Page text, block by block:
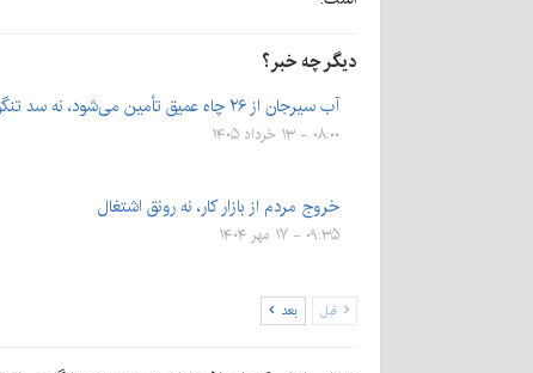
دیگر چه خبر؟
آب سیرجان از ۲۶ چاه عمیق تأمین می‌شود، نه سد تنگوییه
۰۸:۰۰ - ۱۳ خرداد ۱۴۰۵
خروج مردم از بازار کار، نه رونق اشتغال
۰۹:۳۵ - ۱۷ مهر ۱۴۰۴
قبل بعد